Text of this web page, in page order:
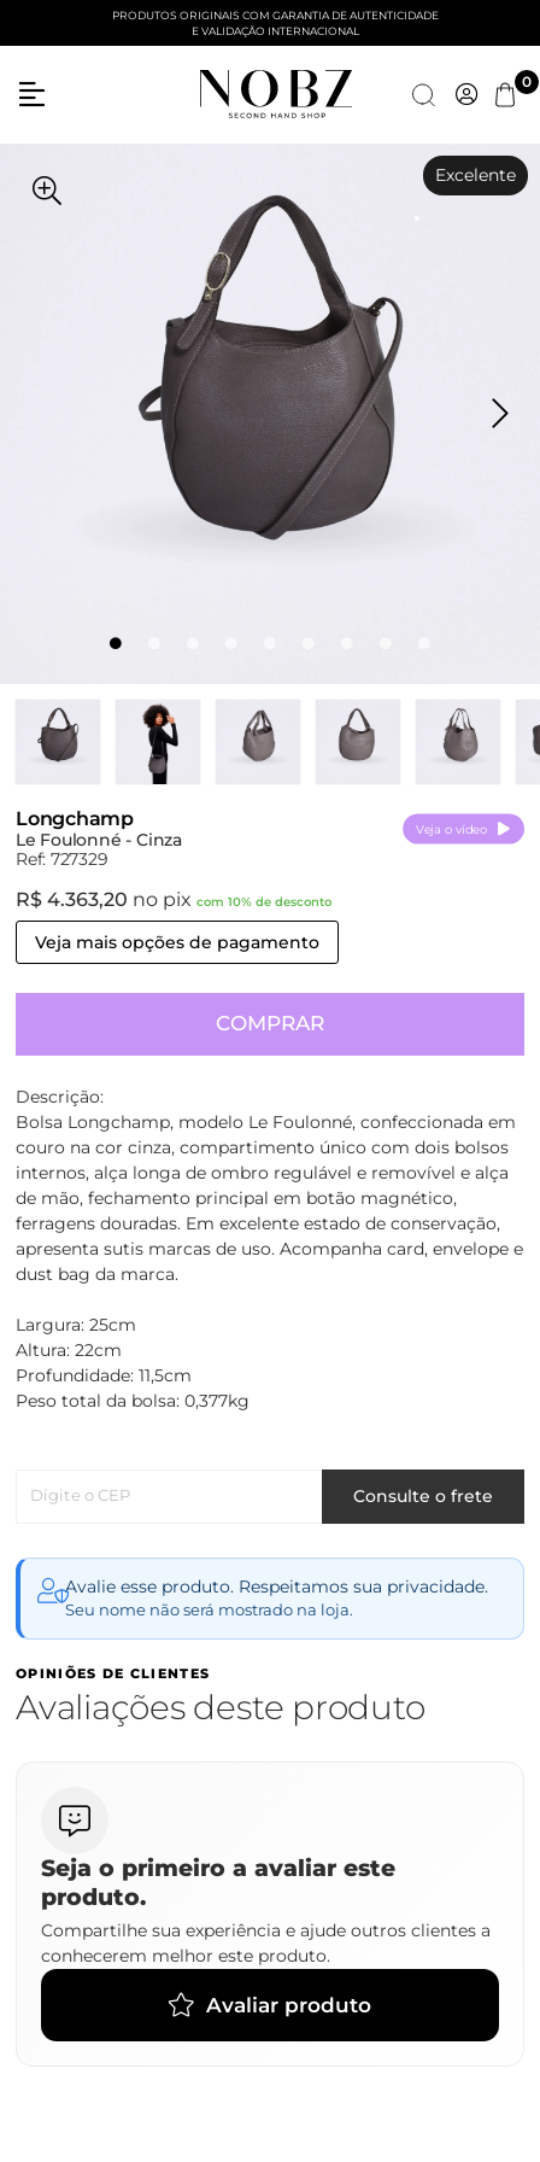
Entre com email ou cpf/cnpj
PRODUTOS ORIGINAIS COM GARANTIA DE AUTENTICIDADE
E VALIDAÇÃO INTERNACIONAL
0
Excelente
Longchamp
Le Foulonné - Cinza
Ref: 727329
Veja o vídeo
R$ 4.363,20 no pix com 10% de desconto
Veja mais opções de pagamento
COMPRAR
Descrição:
Bolsa Longchamp, modelo Le Foulonné, confeccionada em
couro na cor cinza, compartimento único com dois bolsos
internos, alça longa de ombro regulável e removível e alça
de mão, fechamento principal em botão magnético,
ferragens douradas. Em excelente estado de conservação,
apresenta sutis marcas de uso. Acompanha card, envelope e
dust bag da marca.
Largura: 25cm
Altura: 22cm
Profundidade: 11,5cm
Peso total da bolsa: 0,377kg
Digite o CEP Consulte o frete
Avalie esse produto. Respeitamos sua privacidade.
Seu nome não será mostrado na loja.
OPINIÕES DE CLIENTES
Avaliações deste produto
Seja o primeiro a avaliar este
produto.
Compartilhe sua experiência e ajude outros clientes a
conhecerem melhor este produto.
Avaliar produto